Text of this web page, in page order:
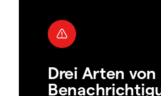
Drei Arten von